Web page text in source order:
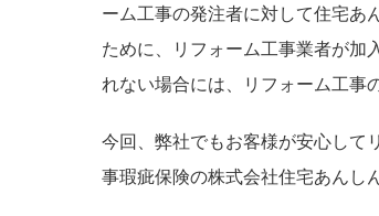
ーム工事の発注者に対して住宅あ
ために、リフォーム工事業者が
れない場合には、リフォーム工事
今回、弊社でもお客様が安心して
事瑕疵保険の株式会社住宅あんし